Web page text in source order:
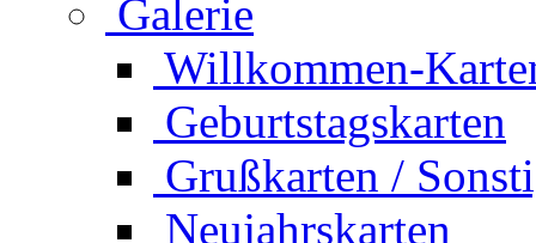
Galerie
Willkommen-
Geburtstagskarten
Grußkarten /
Neujahrskarten